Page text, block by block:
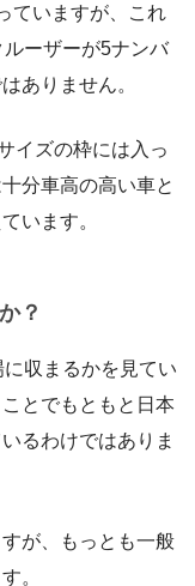
ていますが、これ
ーザーが5ナンバ
ありません。
イズの枠には入っ
分車高の高い車と
います。
？
収まるかを見てい
とでもともと日本
るわけではありま
が、もっとも一般
。